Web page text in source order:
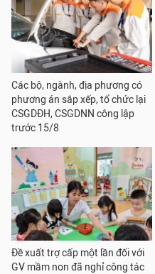
Các bộ, ngành, địa phương có
phương án sắp xếp, tổ chức lại
CSGDĐH, CSGDNN công lập
trước 15/8
Đề xuất trợ cấp một lần đối với
GV mầm non đã nghỉ công tác